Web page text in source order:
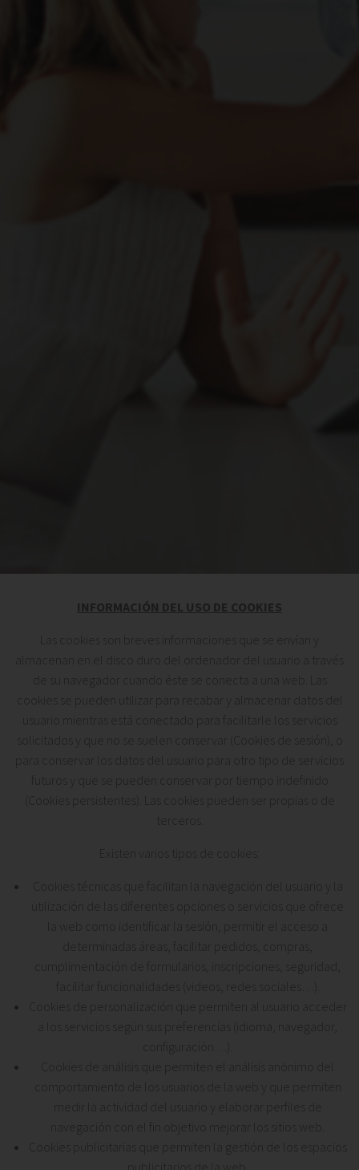
INFORMACIÓN DEL USO DE COOKIES
Las cookies son breves informaciones que se envían y
almacenan en el disco duro del ordenador del usuario a través
de su navegador cuando éste se conecta a una web. Las
cookies se pueden utilizar para recabar y almacenar datos del
usuario mientras está conectado para facilitarle los servicios
solicitados y que no se suelen conservar (Cookies de sesión), o
para conservar los datos del usuario para otro tipo de servicios
futuros y que se pueden conservar por tiempo indefinido
(Cookies persistentes). Las cookies pueden ser propias o de
terceros.
Existen varios tipos de cookies:
Cookies técnicas que facilitan la navegación del usuario y la
utilización de las diferentes opciones o servicios que ofrece
la web como identificar la sesión, permitir el acceso a
determinadas áreas, facilitar pedidos, compras,
cumplimentación de formularios, inscripciones, seguridad,
facilitar funcionalidades (videos, redes sociales…).
Cookies de personalización que permiten al usuario acceder
a los servicios según sus preferencias (idioma, navegador,
configuración…).
Cookies de análisis que permiten el análisis anónimo del
comportamiento de los usuarios de la web y que permiten
medir la actividad del usuario y elaborar perfiles de
navegación con el fin objetivo mejorar los sitios web.
Cookies publicitarias que permiten la gestión de los espacios
publicitarios de la web.